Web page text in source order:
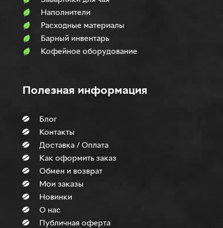
Наполнители
Расходные материалы
Барный инвентарь
Кофейное оборудование
Полезная информация
Блог
Контакты
Доставка / Оплата
Как оформить заказ
Обмен и возврат
Мои заказы
Новинки
О нас
Публичная оферта